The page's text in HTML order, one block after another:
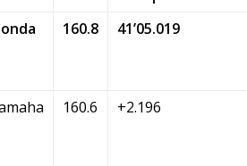
160.8 41’05.019
160.6 +2.196